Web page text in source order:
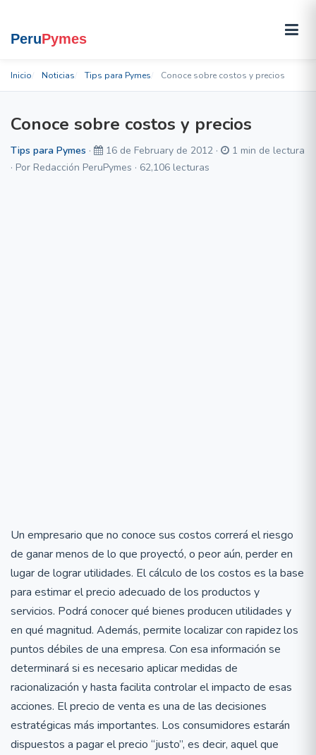
Inicio Noticias Tips para Pymes Conoce sobre costos y precios
Conoce sobre costos y precios
Tips para Pymes · 16 de February de 2012 ·
1 min de lectura
· Por Redacción PeruPymes · 62,106 lecturas
Un empresario que no conoce sus costos correrá el riesgo
de ganar menos de lo que proyectó, o peor aún, perder en
lugar de lograr utilidades. El cálculo de los costos es la base
para estimar el precio adecuado de los productos y
servicios. Podrá conocer qué bienes producen utilidades y
en qué magnitud. Además, permite localizar con rapidez los
puntos débiles de una empresa. Con esa información se
determinará si es necesario aplicar medidas de
racionalización y hasta facilita controlar el impacto de esas
acciones. El precio de venta es una de las decisiones
estratégicas más importantes. Los consumidores estarán
dispuestos a pagar el precio “justo”, es decir, aquel que